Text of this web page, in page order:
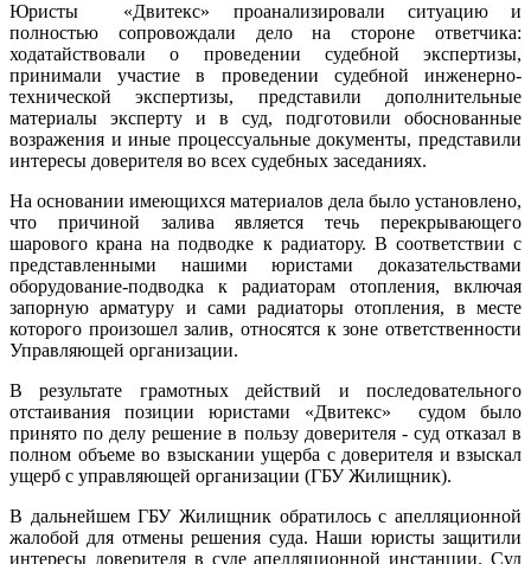
Юристы «Двитекс» проанализировали ситуацию и
полностью сопровождали дело на стороне ответчика:
ходатайствовали о проведении судебной экспертизы,
принимали участие в проведении судебной инженерно-
технической экспертизы, представили дополнительные
материалы эксперту и в суд, подготовили обоснованные
возражения и иные процессуальные документы, представили
интересы доверителя во всех судебных заседаниях.
На основании имеющихся материалов дела было установлено,
что причиной залива является течь перекрывающего
шарового крана на подводке к радиатору. В соответствии с
представленными нашими юристами доказательствами
оборудование-подводка к радиаторам отопления, включая
запорную арматуру и сами радиаторы отопления, в месте
которого произошел залив, относятся к зоне ответственности
Управляющей организации.
В результате грамотных действий и последовательного
отстаивания позиции юристами «Двитекс» судом было
принято по делу решение в пользу доверителя - суд отказал в
полном объеме во взыскании ущерба с доверителя и взыскал
ущерб с управляющей организации (ГБУ Жилищник).
В дальнейшем ГБУ Жилищник обратилось с апелляционной
жалобой для отмены решения суда. Наши юристы защитили
интересы доверителя в суде апелляционной инстанции. Суд